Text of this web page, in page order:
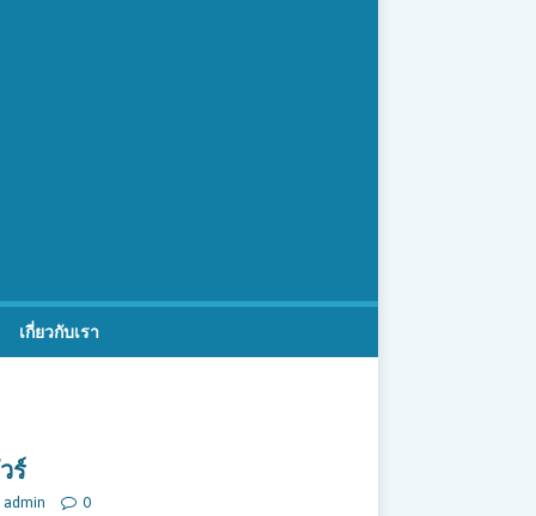
เกี่ยวกับเรา
ร์
admin 0